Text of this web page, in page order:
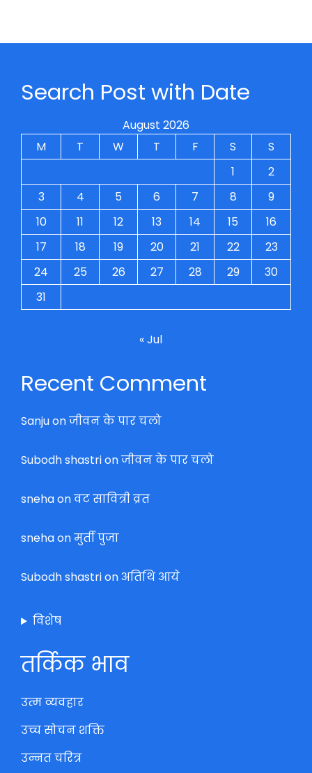
Search Post with Date
August 2026
M
T W T F S
S
1
2
3
4 5 6 7 8
9
10
11 12 13 14 15
16
17
18 19 20 21 22
23
24
25 26 27 28 29
30
31
« Jul
Recent Comment
Sanjuonजीवन के पार चलो
Subodh shastrionजीवन के पार चलो
snehaonवट सावित्री व्रत
snehaonमुर्ती पुजा
Subodh shastrionअतिथि आये
विशेष
तर्किक भाव
उत्म व्यवहार
उच्च सोचन शक्ति
उन्नत चरित्र